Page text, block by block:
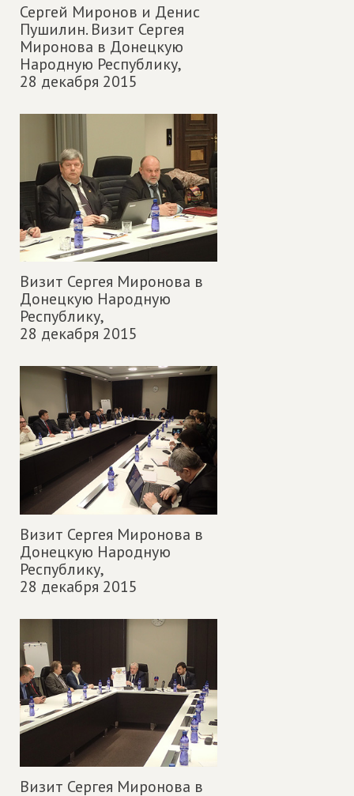
Сергей Миронов и Денис
Пушилин. Визит Сергея
Миронова в Донецкую
Народную Республику,
28 декабря 2015
Визит Сергея Миронова в
Донецкую Народную
Республику,
28 декабря 2015
Визит Сергея Миронова в
Донецкую Народную
Республику,
28 декабря 2015
Визит Сергея Миронова в